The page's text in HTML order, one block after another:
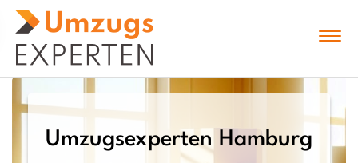
Umzugsexperten Hamburg